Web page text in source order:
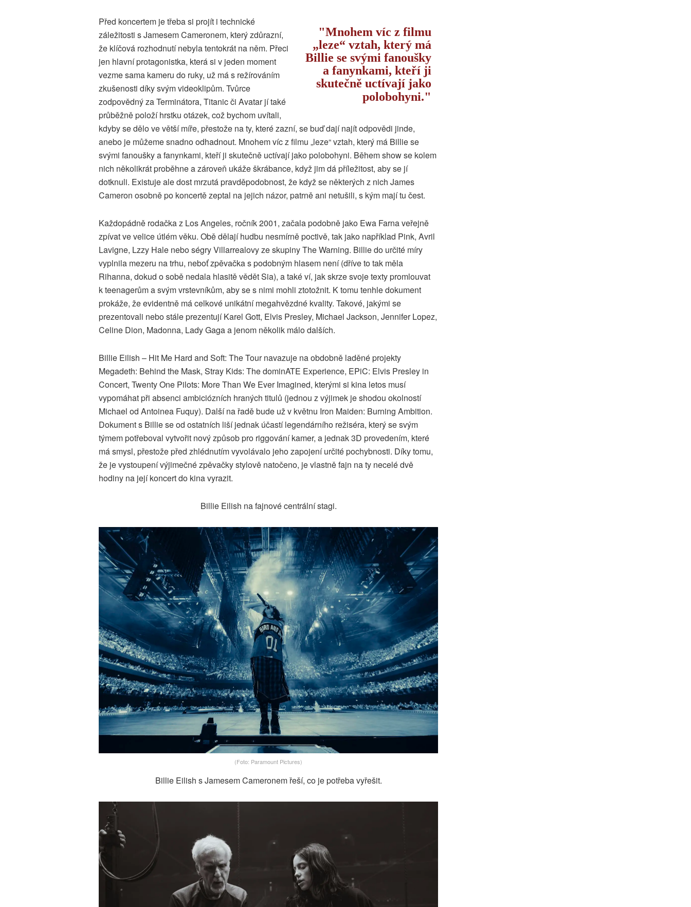
Mnohem víc z filmu
„leze“ vztah, který má
Billie se svými fanoušky
a fanynkami, kteří ji
skutečně uctívají jako
polobohyni.
Před koncertem je třeba si projít i technické
záležitosti s Jamesem Cameronem, který zdůrazní,
že klíčová rozhodnutí nebyla tentokrát na něm. Přeci
jen hlavní protagonistka, která si v jeden moment
vezme sama kameru do ruky, už má s režírováním
zkušenosti díky svým videoklipům. Tvůrce
zodpovědný za Terminátora, Titanic či Avatar jí také
průběžně položí hrstku otázek, což bychom uvítali,
kdyby se dělo ve větší míře, přestože na ty, které zazní, se buď dají najít odpovědi jinde,
anebo je můžeme snadno odhadnout. Mnohem víc z filmu „leze“ vztah, který má Billie se
svými fanoušky a fanynkami, kteří ji skutečně uctívají jako polobohyni. Během show se kolem
nich několikrát proběhne a zároveň ukáže škrábance, když jim dá příležitost, aby se jí
dotknuli. Existuje ale dost mrzutá pravděpodobnost, že když se některých z nich James
Cameron osobně po koncertě zeptal na jejich názor, patrně ani netušili, s kým mají tu čest.
Každopádně rodačka z Los Angeles, ročník 2001, začala podobně jako Ewa Farna veřejně
zpívat ve velice útlém věku. Obě dělají hudbu nesmírně poctivě, tak jako například Pink, Avril
Lavigne, Lzzy Hale nebo ségry Villarrealovy ze skupiny The Warning. Billie do určité míry
vyplnila mezeru na trhu, neboť zpěvačka s podobným hlasem není (dříve to tak měla
Rihanna, dokud o sobě nedala hlasitě vědět Sia), a také ví, jak skrze svoje texty promlouvat
k teenagerům a svým vrstevníkům, aby se s nimi mohli ztotožnit. K tomu tenhle dokument
prokáže, že evidentně má celkové unikátní megahvězdné kvality. Takové, jakými se
prezentovali nebo stále prezentují Karel Gott, Elvis Presley, Michael Jackson, Jennifer Lopez,
Celine Dion, Madonna, Lady Gaga a jenom několik málo dalších.
Billie Eilish – Hit Me Hard and Soft: The Tour navazuje na obdobně laděné projekty
Megadeth: Behind the Mask, Stray Kids: The dominATE Experience, EPiC: Elvis Presley in
Concert, Twenty One Pilots: More Than We Ever Imagined, kterými si kina letos musí
vypomáhat při absenci ambiciózních hraných titulů (jednou z výjimek je shodou okolností
Michael od Antoinea Fuquy). Další na řadě bude už v květnu Iron Maiden: Burning Ambition.
Dokument s Billie se od ostatních liší jednak účastí legendárního režiséra, který se svým
týmem potřeboval vytvořit nový způsob pro riggování kamer, a jednak 3D provedením, které
má smysl, přestože před zhlédnutím vyvolávalo jeho zapojení určité pochybnosti. Díky tomu,
že je vystoupení výjimečné zpěvačky stylově natočeno, je vlastně fajn na ty necelé dvě
hodiny na její koncert do kina vyrazit.
Billie Eilish na fajnové centrální stagi.
(Foto: Paramount Pictures)
Billie Eilish s Jamesem Cameronem řeší, co je potřeba vyřešit.